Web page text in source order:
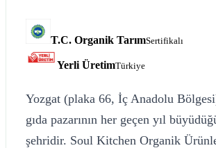
T.C. Organik TarımSertifikalı
Yerli ÜretimTürkiye
Yozgat (plaka 66, İç Anadolu
gıda pazarının her geçen yıl
şehridir. Soul Kitchen Organik